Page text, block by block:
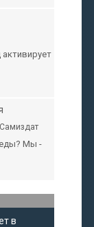
Мы -
в